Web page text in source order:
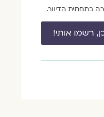
בתחתית הדיוור.
רשמו אותי!